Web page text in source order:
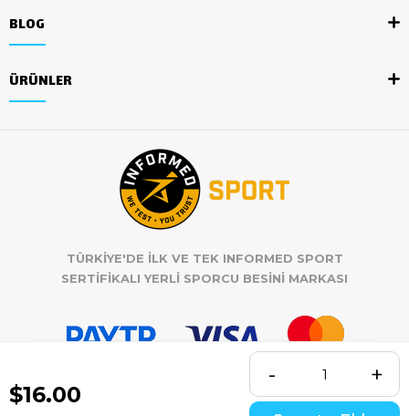
$16.00
BLOG
ÜRÜNLER
TÜRKİYE'DE İLK VE TEK INFORMED SPORT
SERTİFİKALI YERLİ SPORCU BESİNİ MARKASI